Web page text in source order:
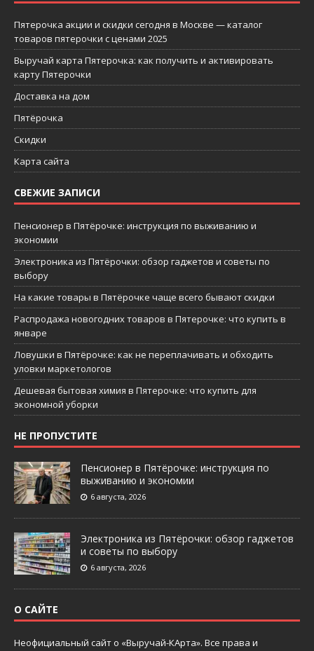
Пятерочка акции и скидки сегодня в Москве — каталог
товаров пятерочки с ценами 2025
Выручай карта Пятерочка: как получить и активировать
карту Пятерочки
Доставка на дом
Пятёрочка
Скидки
Карта сайта
СВЕЖИЕ ЗАПИСИ
Пенсионер в Пятёрочке: инструкция по выживанию и
экономии
Электроника из Пятёрочки: обзор гаджетов и советы по
выбору
На какие товары в Пятёрочке чаще всего бывают скидки
Распродажа новогодних товаров в Пятерочке: что купить в
январе
Ловушки в Пятёрочке: как не переплачивать и обходить
уловки маркетологов
Дешевая бытовая химия в Пятерочке: что купить для
экономной уборки
НЕ ПРОПУСТИТЕ
Пенсионер в Пятёрочке: инструкция по
выживанию и экономии
6 августа, 2026
Электроника из Пятёрочки: обзор гаджетов
и советы по выбору
6 августа, 2026
О САЙТЕ
Неофициальный сайт о «Выручай-КАрта». Все права и